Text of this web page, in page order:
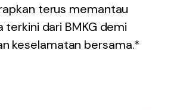
terus memantau
terkini dari BMKG demi
keselamatan bersama.*